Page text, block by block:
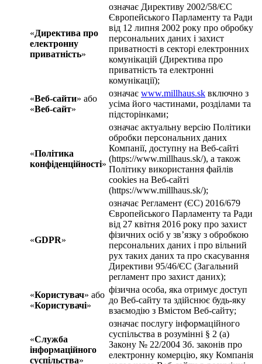
«Директива про
електронну
приватність»
означає Директиву 2002/58/ЄС
Європейського Парламенту та Ради
від 12 липня 2002 року про обробку
персональних даних і захист
приватності в секторі електронних
комунікацій (Директива про
приватність та електронні
комунікації);
«Веб-сайти» або
«Веб-сайт»
означає www.millhaus.sk включно з
усіма його частинами, розділами та
підсторінками;
«Політика
конфіденційності»
означає актуальну версію Політики
обробки персональних даних
Компанії, доступну на Веб-сайті
(https://www.millhaus.sk/), а також
Політику використання файлів
cookies на Веб-сайті
(https://www.millhaus.sk/);
«GDPR»
означає Регламент (ЄС) 2016/679
Європейського Парламенту та Ради
від 27 квітня 2016 року про захист
фізичних осіб у зв’язку з обробкою
персональних даних і про вільний
рух таких даних та про скасування
Директиви 95/46/ЄС (Загальний
регламент про захист даних);
«Користувач» або
«Користувачі»
фізична особа, яка отримує доступ
до Веб-сайту та здійснює будь-яку
взаємодію з Вмістом Веб-сайту;
«Служба
інформаційного
суспільства»
означає послугу інформаційного
суспільства в розумінні § 2 (a)
Закону № 22/2004 Зб. законів про
електронну комерцію, яку Компанія